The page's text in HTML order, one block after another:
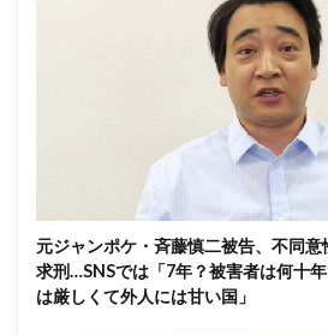
元ジャンポケ・斉藤慎二被告、不同
求刑…SNSでは「7年？被害者は何十
は厳しくて外人には甘い国」